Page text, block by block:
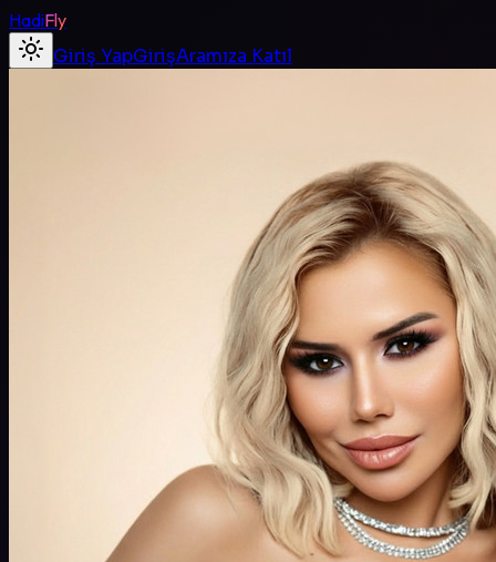
HadiFly
Giriş YapGirişAramıza Katıl